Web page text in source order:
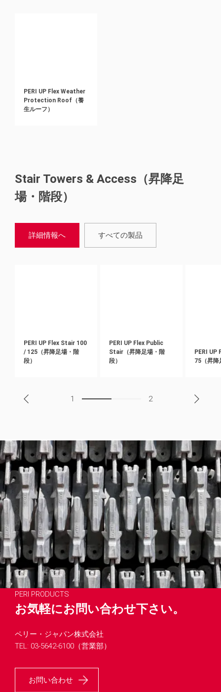
PERI UP Flex Weather
Protection Roof（養
生ルーフ）
Stair Towers & Access（昇降足
場・階段）
詳細情報へ すべての製品
PERI UP Flex Stair 100
/ 125（昇降足場・階
段）
PERI UP Flex Public
Stair（昇降足場・階
段）
PERI UP
75（昇降
1 2
PERI PRODUCTS
お気軽にお問い合わせ下さい。
ペリー・ジャパン株式会社
TEL: 03-5642-6100（営業部）
お問い合わせ